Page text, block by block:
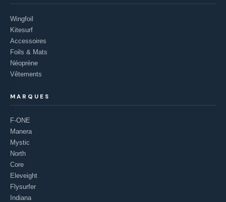
Wingfoil
Kitesurf
Accessoires
Foils & Mats
Néoprène
Vêtements
MARQUES
F-ONE
Manera
Mystic
North
Core
Eleveight
Flysurfer
Indiana